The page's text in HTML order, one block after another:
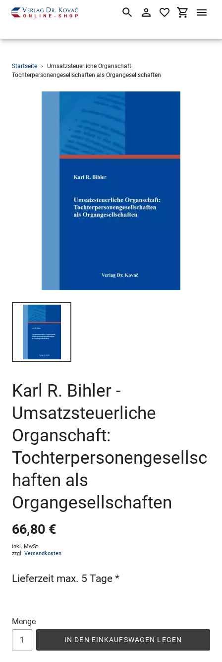
Direkt
zum
SuchenEinloggen
Startseite ›
Umsatzsteuerliche Organschaft:
Tochterpersonengesellschaften als Organgesellschaften
Karl R. Bihler -
Umsatzsteuerliche
Organschaft:
Tochterpersonengesellsc
haften als
Organgesellschaften
66,80 €
inkl. MwSt.
zzgl. Versandkosten
Lieferzeit max. 5 Tage *
Menge
IN DEN EINKAUFSWAGEN LEGEN